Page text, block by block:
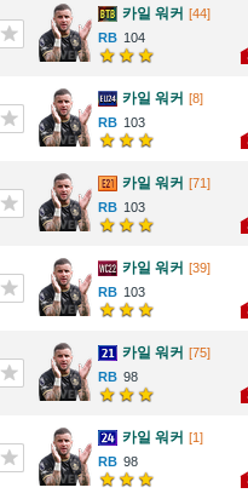
카일 워커 [44]
104
카일 워커 [8]
103
카일 워커 [71]
103
카일 워커 [39]
103
카일 워커 [75]
98
카일 워커 [1]
98